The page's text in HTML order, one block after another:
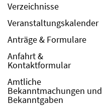
Verzeichnisse
Veranstaltungskalender
Anträge & Formulare
Anfahrt &
Kontaktformular
Amtliche
Bekanntmachungen und
Bekanntgaben